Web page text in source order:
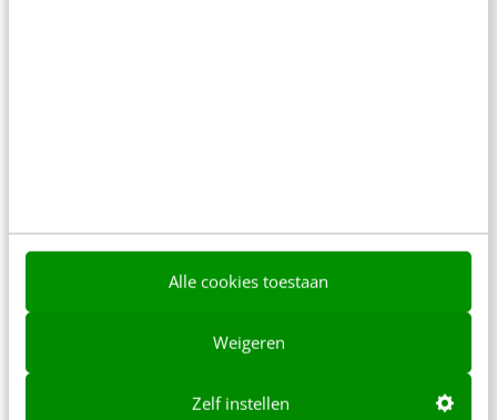
Alle cookies toestaan
Weigeren
Zelf instellen
En dan vervolgens googelen om te kijken of
het ook gelukt was (of wat je ervan kon leren).
De huidige auteurs bedenken nog steeds hun
eigen titels en krijgen daarbij zo nodig
ondersteuning van ons